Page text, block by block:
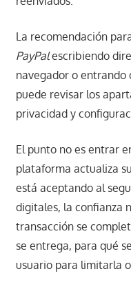
La recomendación
PayPalescribiendo
navegador o entrando
puede revisar los
privacidad y
El punto no es entrar
plataforma actualiza
está aceptando al
digitales, la confianza
transacción se
se entrega, para qué
usuario para limitarla